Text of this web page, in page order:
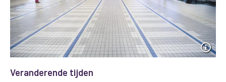
Veranderende tijden